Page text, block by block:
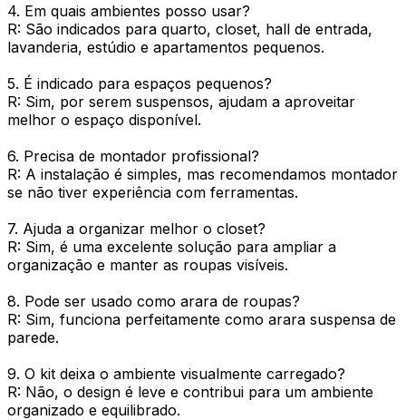
4. Em quais ambientes posso usar?
R: São indicados para quarto, closet, hall de entrada,
lavanderia, estúdio e apartamentos pequenos.
5. É indicado para espaços pequenos?
R: Sim, por serem suspensos, ajudam a aproveitar
melhor o espaço disponível.
6. Precisa de montador profissional?
R: A instalação é simples, mas recomendamos montador
se não tiver experiência com ferramentas.
7. Ajuda a organizar melhor o closet?
R: Sim, é uma excelente solução para ampliar a
organização e manter as roupas visíveis.
8. Pode ser usado como arara de roupas?
R: Sim, funciona perfeitamente como arara suspensa de
parede.
9. O kit deixa o ambiente visualmente carregado?
R: Não, o design é leve e contribui para um ambiente
organizado e equilibrado.